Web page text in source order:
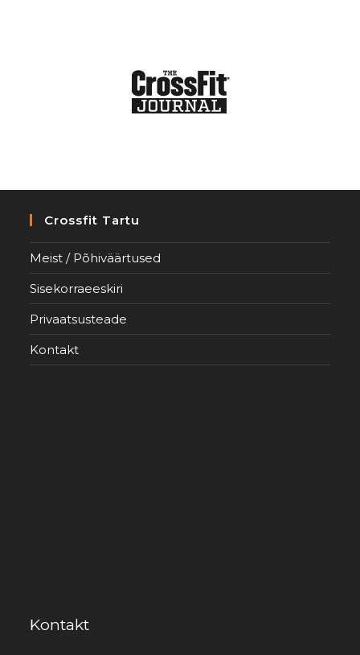
Crossfit Tartu
Meist / Põhiväärtused
Sisekorraeeskiri
Privaatsusteade
Kontakt
Kontakt